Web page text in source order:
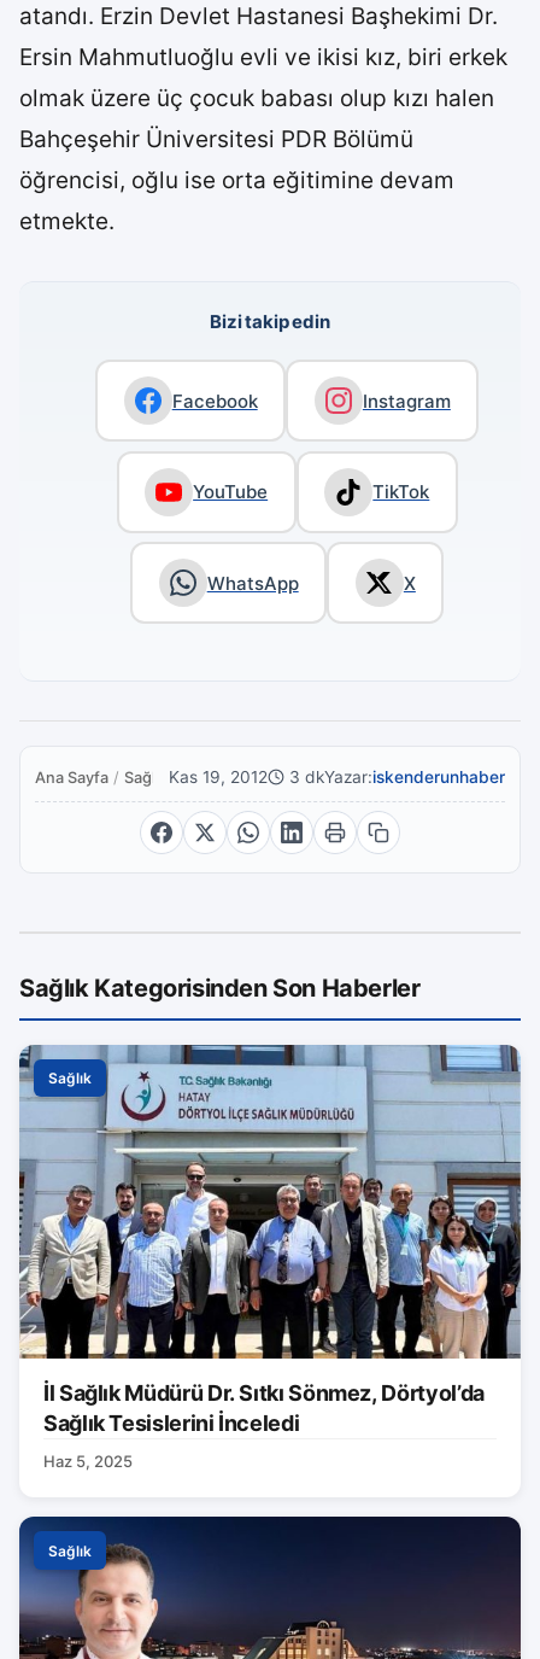
atandı. Erzin Devlet Hastanesi Başhekimi Dr.
Ersin Mahmutluoğlu evli ve ikisi kız, biri erkek
olmak üzere üç çocuk babası olup kızı halen
Bahçeşehir Üniversitesi PDR Bölümü
öğrencisi, oğlu ise orta eğitimine devam
etmekte.
Bizi takip edin
Facebook Instagram
YouTube TikTok
WhatsApp X
Ana Sayfa / Sağlık Kas 19, 2012 3 dkYazar:iskenderunhaber
Sağlık Kategorisinden Son Haberler
Sağlık
İl Sağlık Müdürü Dr. Sıtkı Sönmez, Dörtyol’da
Sağlık Tesislerini İnceledi
Haz 5, 2025
Sağlık